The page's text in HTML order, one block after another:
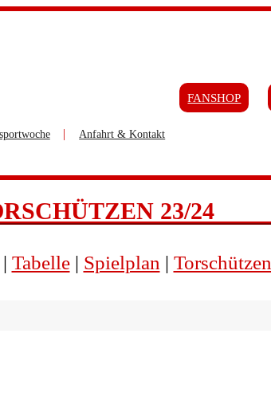
FANSHOP
| Anfahrt & Kontakt
23/24
Tabelle| Spielplan | Torschützen